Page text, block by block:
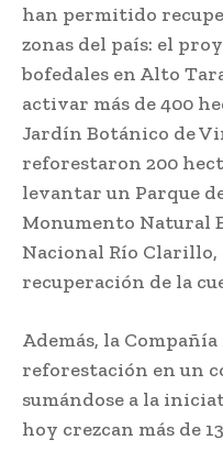
han permitido
zonas del país: el
bofedales en Alto
activar más de 400
Jardín Botánico de
reforestaron 200
levantar un Parque
Monumento Natural
Nacional Río
recuperación de la
Además, la
reforestación en un
sumándose a la
hoy crezcan más de